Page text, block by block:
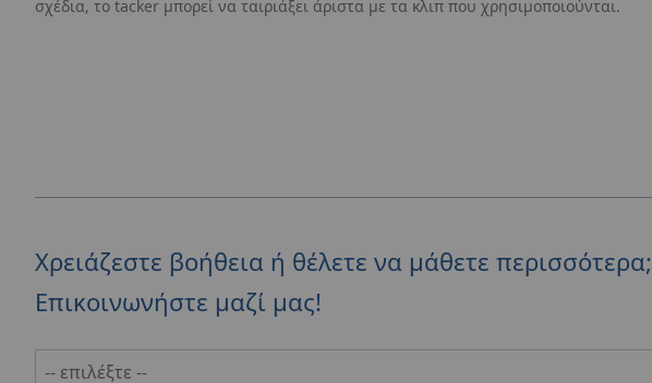
σχέδια, το tacker μπορεί να ταιριάξει άριστα με τα κλιπ που χρησιμοποιούνται.
Χρειάζεστε βοήθεια ή θέλετε να μάθετε περισσότερα;
Επικοινωνήστε μαζί μας!